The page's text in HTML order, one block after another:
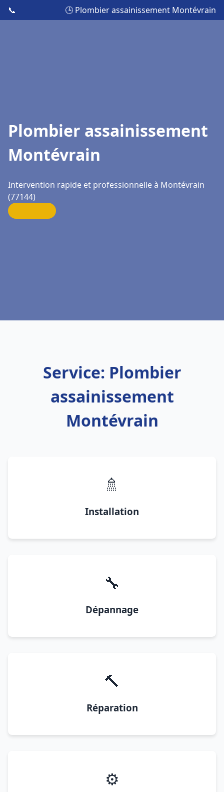
📞 🕒 Plombier assainissement Montévrain
Plombier assainissement
Montévrain
Intervention rapide et professionnelle à Montévrain
(77144)
Service: Plombier
assainissement
Montévrain
🚿
Installation
🔧
Dépannage
🔨
Réparation
⚙️